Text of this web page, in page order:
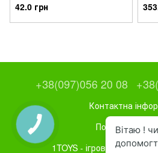
42.0 грн
+38(097)056 20 08
Контактна
Повна версія
1TOYS - ігрове та